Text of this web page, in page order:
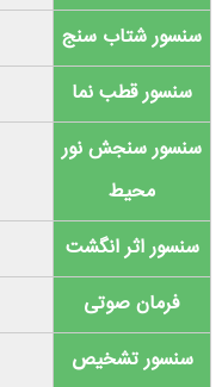
سنسور شتاب سنج
سنسور قطب نما
سنسور سنجش نور
محیط
سنسور اثر انگشت
فرمان صوتی
سنسور تشخیص